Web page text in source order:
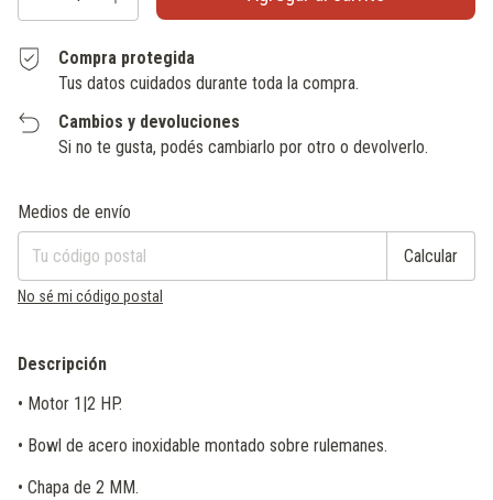
Compra protegida
Tus datos cuidados durante toda la compra.
Cambios y devoluciones
Si no te gusta, podés cambiarlo por otro o devolverlo.
Entregas para el CP:
Medios de envío
Calcular
No sé mi código postal
Descripción
• Motor 1|2 HP.
• Bowl de acero inoxidable montado sobre rulemanes.
• Chapa de 2 MM.